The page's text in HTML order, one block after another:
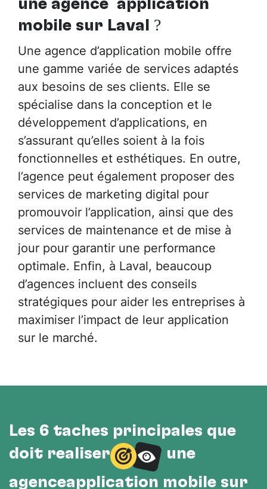
une agence application
mobile sur Laval
?
Une agence d’application mobile offre
une gamme variée de services adaptés
aux besoins de ses clients. Elle se
spécialise dans la conception et le
développement d’applications, en
s’assurant qu’elles soient à la fois
fonctionnelles et esthétiques. En outre,
l’agence peut également proposer des
services de marketing digital pour
promouvoir l’application, ainsi que des
services de maintenance et de mise à
jour pour garantir une performance
optimale. Enfin, à Laval, beaucoup
d’agences incluent des conseils
stratégiques pour aider les entreprises à
maximiser l’impact de leur application
sur le marché.
Les 6 tâches principales que
doit réaliser
une
agenceapplication mobile sur